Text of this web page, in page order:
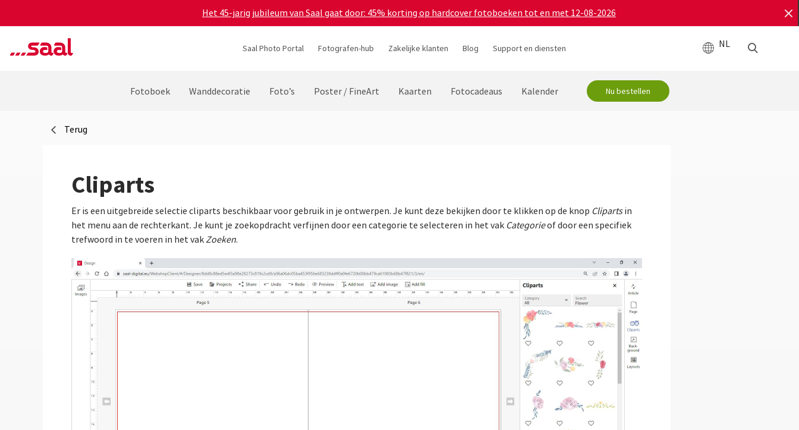
Het 45-jarig jubileum van Saal gaat door: 45% korting op hardcover fotoboeken tot en met 12-08-2026
Saal Photo Portal Fotografen-hub Zakelijke klanten Blog Support en diensten NL
Fotoboek Wanddecoratie Foto’s Poster / FineArt Kaarten Fotocadeaus Kalender Nu bestellen
Terug
Cliparts
Er is een uitgebreide selectie cliparts beschikbaar voor gebruik in je ontwerpen. Je kunt deze bekijken door te klikken op de knop Clipartsin
het menu aan de rechterkant. Je kunt je zoekopdracht verfijnen door een categorie te selecteren in het vak Categorieof door een specifiek
trefwoord in te voeren in het vakZoeken.